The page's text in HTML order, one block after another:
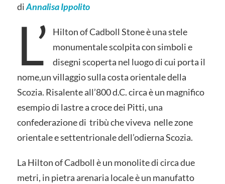
diAnnalisa Ippolito
L’
Hilton of Cadboll Stone è una stele
monumentale scolpita con simboli e
disegni scoperta nel luogo di cui porta il
nome,un villaggio sulla costa orientale della
Scozia. Risalente all’800 d.C. circa è un magnifico
esempio di lastre a croce dei Pitti, una
confederazione di tribù che viveva nelle zone
orientale e settentrionale dell’odierna Scozia.
La Hilton of Cadboll è un monolite di circa due
metri, in pietra arenaria locale è un manufatto